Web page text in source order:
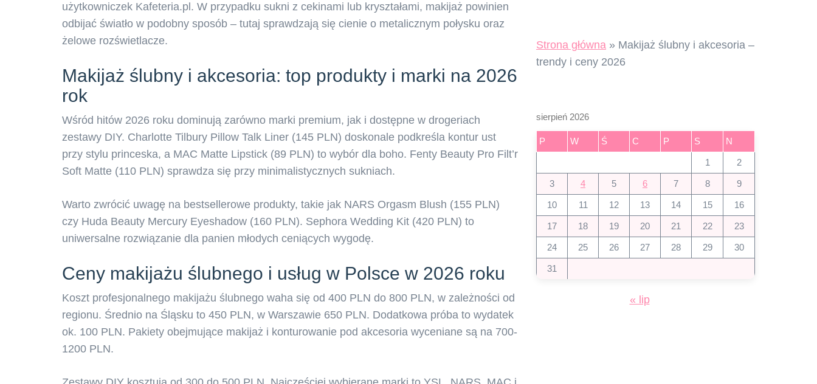
użytkowniczek Kafeteria.pl. W przypadku sukni z cekinami lub kryształami, makijaż powinien
odbijać światło w podobny sposób – tutaj sprawdzają się cienie o metalicznym połysku oraz
żelowe rozświetlacze.
Makijaż ślubny i akcesoria: top produkty i marki na 2026
rok
Wśród hitów 2026 roku dominują zarówno marki premium, jak i dostępne w drogeriach
zestawy DIY. Charlotte Tilbury Pillow Talk Liner (145 PLN) doskonale podkreśla kontur ust
przy stylu princeska, a MAC Matte Lipstick (89 PLN) to wybór dla boho. Fenty Beauty Pro Filt’r
Soft Matte (110 PLN) sprawdza się przy minimalistycznych sukniach.
Warto zwrócić uwagę na bestsellerowe produkty, takie jak NARS Orgasm Blush (155 PLN)
czy Huda Beauty Mercury Eyeshadow (160 PLN). Sephora Wedding Kit (420 PLN) to
uniwersalne rozwiązanie dla panien młodych ceniących wygodę.
Ceny makijażu ślubnego i usług w Polsce w 2026 roku
Koszt profesjonalnego makijażu ślubnego waha się od 400 PLN do 800 PLN, w zależności od
regionu. Średnio na Śląsku to 450 PLN, w Warszawie 650 PLN. Dodatkowa próba to wydatek
ok. 100 PLN. Pakiety obejmujące makijaż i konturowanie pod akcesoria wyceniane są na 700-
1200 PLN.
Strona główna » Makijaż ślubny i akcesoria –
trendy i ceny 2026
sierpień 2026
P W Ś C P S N
1 2
3 4 5 6 7 8 9
10 11 12 13 14 15 16
17 18 19 20 21 22 23
24 25 26 27 28 29 30
31
« lip